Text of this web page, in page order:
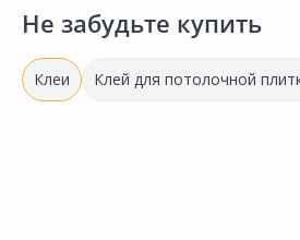
Не забудьте купить
Клеи Клей для потолочной